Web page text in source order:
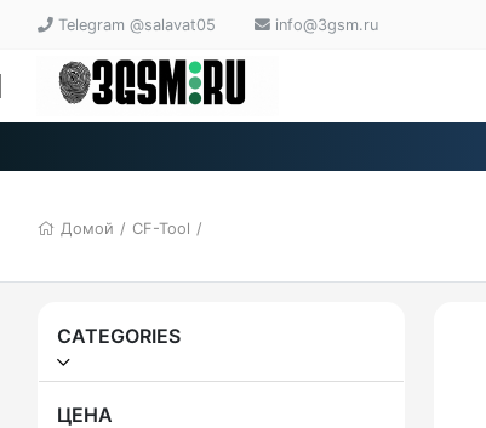
Telegram @salavat05 info@3gsm.ru
Домой / CF-Tool /
CATEGORIES
ЦЕНА